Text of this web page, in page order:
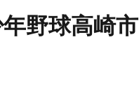
野球高崎市